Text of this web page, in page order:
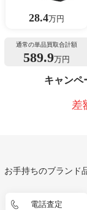
28.4万円
通常の単品買取合計額
589.9万円
キャンペ
差
お手持ちのブランド
電話査定